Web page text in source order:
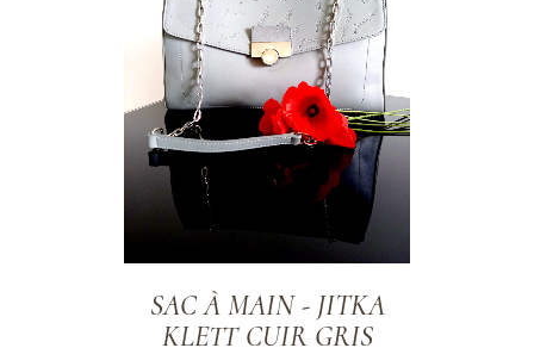
SAC À MAIN - JITKA
KLETT CUIR GRIS